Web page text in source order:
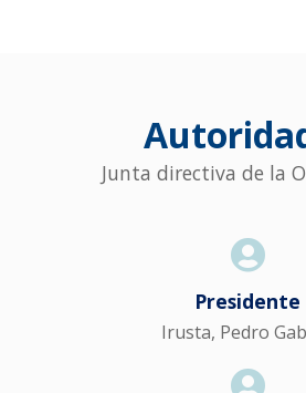
Junta directiva de la
Presidente
Irusta, Pedro